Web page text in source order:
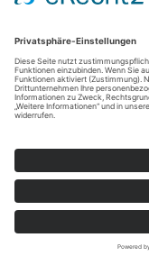
von Augsburg
Einfamilienhaus
113 m²
WOHNFLÄCHE